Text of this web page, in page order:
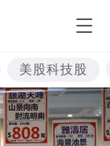
美股科技股